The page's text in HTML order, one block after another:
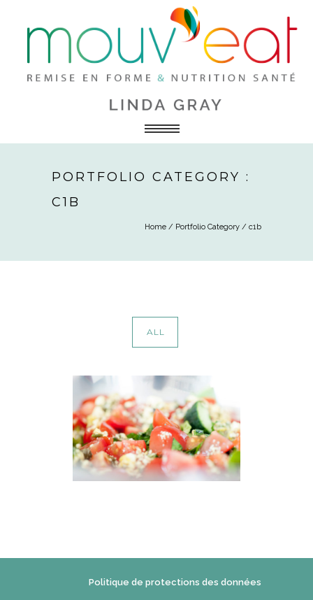
PORTFOLIO CATEGORY :
C1B
Home / Portfolio Category / c1b
ALL
PHILOSOPH
IE
c1b
Politique de protections des données